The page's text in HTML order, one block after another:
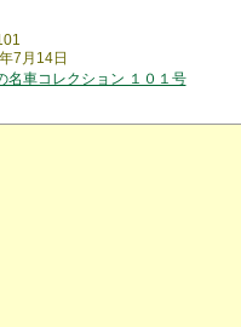
7月14日
名車コレクション １０１号